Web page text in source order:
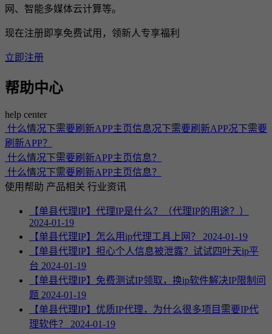
网、智能多媒体云计算等。
现在注册即享免费试用，领新人专享福利
立即注册
帮助中心
help center
什么情况下需要刷新APP主页信息况下需要刷新APP况下需要
刷新APP？
什么情况下需要刷新APP主页信息？
什么情况下需要刷新APP主页信息？
使用帮助 产品相关 行业资讯
【单县代理IP】代理IP是什么？（代理IP的用途？）
2024-01-19
【单县代理IP】怎么用ip代理工具上网？ 2024-01-19
【单县代理IP】担心个人信息被泄露？试试四叶天ip平
台 2024-01-19
【单县代理IP】免费测试IP领取，换ip软件解决IP限制问
题 2024-01-19
【单县代理IP】优质IP代理，为什么很多项目需要IP代
理软件？ 2024-01-19